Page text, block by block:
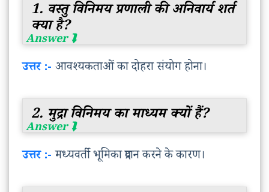
1. वस्तु विनिमय प्रणाली की अनिवार्य शर्त
क्या है?
उत्तर :- आवश्यकताओं का दोहरा संयोग होना।
2. मुद्रा विनिमय का माध्यम क्यों हैं?
उत्तर :-मध्यवर्ती भूमिका प्रदान करने के कारण।